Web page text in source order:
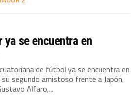
se encuentra en
de fútbol ya se encuentra en
su segundo amistoso frente a Japón.
Alfaro,...